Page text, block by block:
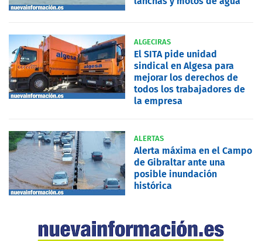
ALGECIRAS
El SITA pide unidad
sindical en Algesa para
mejorar los derechos de
todos los trabajadores de
la empresa
ALERTAS
Alerta máxima en el Campo
de Gibraltar ante una
posible inundación
histórica